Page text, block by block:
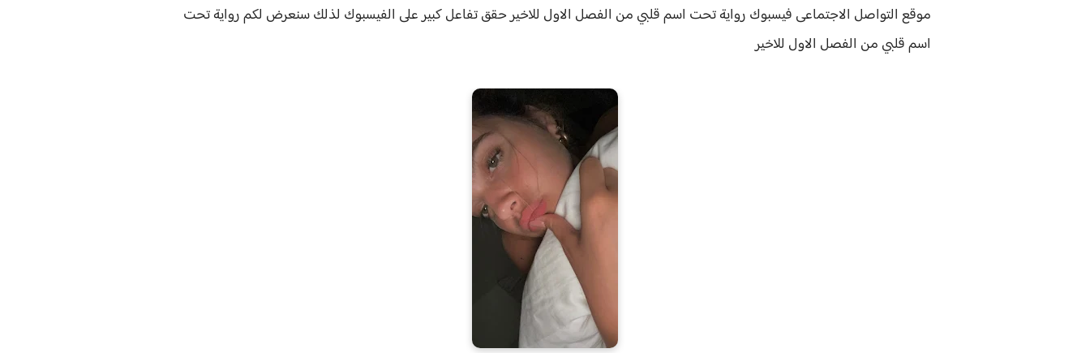
موقع التواصل الاجتماعى فيسبوك روايةتحت اسم قلبي من الفصل الاول للاخيرحققتفاعل كبير على الفيسبوك لذلك سنعرض لكمروايةتحت
اسم قلبي من الفصل الاول للاخير